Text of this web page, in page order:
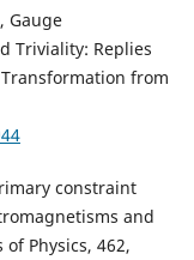
Gauge
Triviality: Replies
from
constraint
and
Physics, 462,